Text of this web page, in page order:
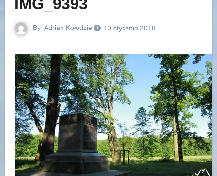
IMG_9393
By Adrian Kołodziej 10 stycznia 2018